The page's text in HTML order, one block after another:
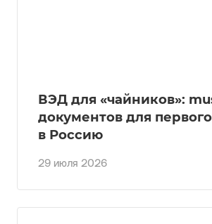
29 июля 2026
ВЭД для «чайников»:
документов для
в Россию